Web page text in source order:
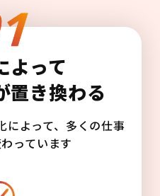
よって
置き換わる
によって、多くの仕事
っています